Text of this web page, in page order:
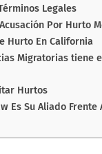
Legales
Por Hurto
Hurto En California
Migratorias tiene
Hurtos
Es Su Aliado Frente